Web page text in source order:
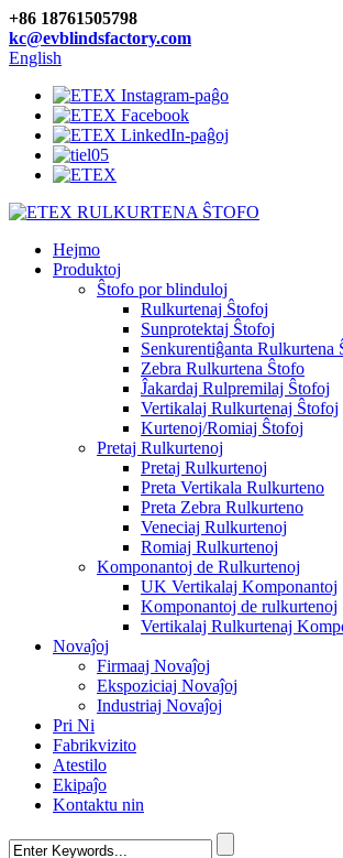
+86 18761505798
kc@evblindsfactory.com
English
Hejmo
Produktoj
Ŝtofo por blinduloj
Rulkurtenaj Ŝtofoj
Sunprotektaj Ŝtofoj
Senkurentiĝanta Rulkurtena
Zebra Rulkurtena Ŝtofo
Ĵakardaj Rulpremilaj Ŝtofoj
Vertikalaj Rulkurtenaj Ŝtofoj
Kurtenoj/Romiaj Ŝtofoj
Pretaj Rulkurtenoj
Pretaj Rulkurtenoj
Preta Vertikala Rulkurteno
Preta Zebra Rulkurteno
Veneciaj Rulkurtenoj
Romiaj Rulkurtenoj
Komponantoj de Rulkurtenoj
UK Vertikalaj Komponantoj
Komponantoj de rulkurtenoj
Vertikalaj Rulkurtenaj
Novaĵoj
Firmaaj Novaĵoj
Ekspoziciaj Novaĵoj
Industriaj Novaĵoj
Pri Ni
Fabrikvizito
Atestilo
Ekipaĵo
Kontaktu nin